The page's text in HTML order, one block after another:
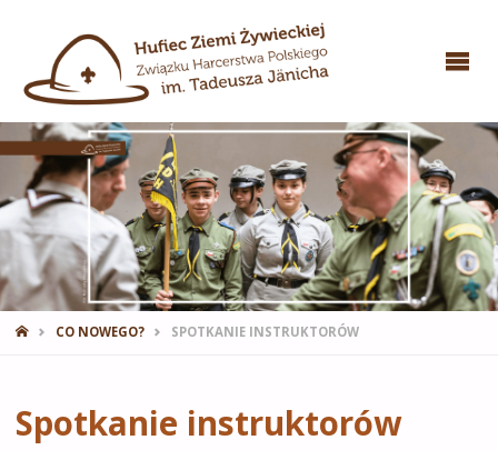
STRONA
CO NOWEGO? SPOTKANIE INSTRUKTORÓW
Spotkanie instruktorów